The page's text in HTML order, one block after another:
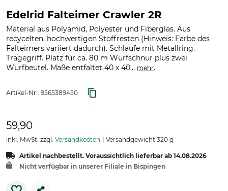
Edelrid Falteimer Crawler 2R
Material aus Polyamid, Polyester und Fiberglas. Aus
recycelten, hochwertigen Stoffresten (Hinweis: Farbe des
Falteimers variiert dadurch). Schlaufe mit Metallring.
Tragegriff. Platz für ca. 80 m Wurfschnur plus zwei
Wurfbeutel. Maße entfaltet 40 x 40... mehr.
Artikel-Nr.: 9565389450
59,90
inkl. MwSt. zzgl. Versandkosten Versandgewicht 320 g
Artikel nachbestellt. Voraussichtlich lieferbar ab 14.08.2026
Nicht verfügbar in unserer Filiale in Bispingen